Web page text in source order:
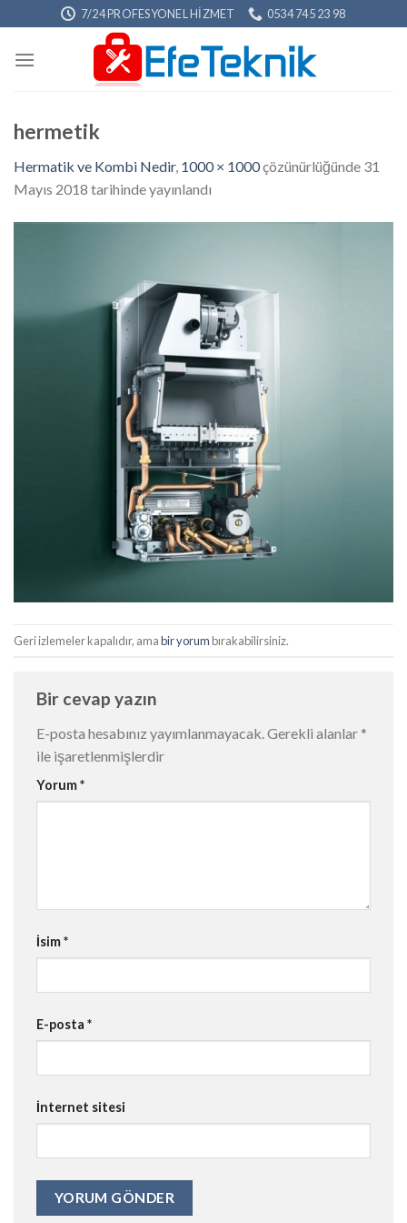
to
content
7/24 PROFESYONEL HIZMET 0534 745 23 98
hermetik
Hermatik ve Kombi Nedir, 1000 × 1000çözünürlüğünde 31
Mayıs 2018 tarihinde yayınlandı
Geri izlemeler kapalıdır, amabir yorumbırakabilirsiniz.
Bir cevap yazın
E-posta hesabınız yayımlanmayacak.Gerekli alanlar *
ile işaretlenmişlerdir
Yorum*
İsim*
E-posta *
İnternet sitesi